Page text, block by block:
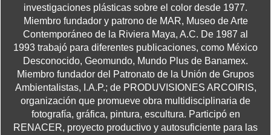
investigaciones plásticas sobre el color desde 1977.
Miembro fundador y patrono de MAR, Museo de Arte
Contemporáneo de la Riviera Maya, A.C. De 1987 al
1993 trabajó para diferentes publicaciones, como México
Desconocido, Geomundo, Mundo Plus de Banamex.
Miembro fundador del Patronato de la Unión de Grupos
Ambientalistas, I.A.P.; de PRODUVISIONES ARCOIRIS,
organización que promueve obra multidisciplinaria de
fotografía, gráfica, pintura, escultura. Participó en
RENACER, proyecto productivo y autosuficiente para las